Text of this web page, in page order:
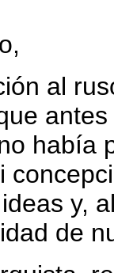
al
había
y,
de